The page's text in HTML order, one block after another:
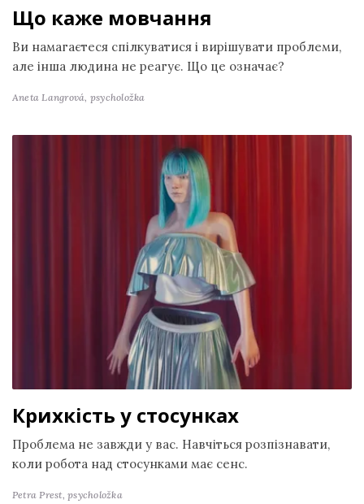
Що каже мовчання
Ви намагаєтеся спілкуватися і вирішувати проблеми,
але інша людина не реагує. Що це означає?
Aneta Langrová, psycholožka
Крихкість у стосунках
Проблема не завжди у вас. Навчіться розпізнавати,
коли робота над стосунками має сенс.
Petra Prest,psycholožka